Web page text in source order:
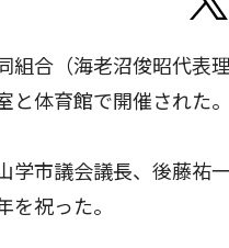
合（海老沼俊昭代表
と体育館で開催された
市議会議長、後藤祐
を祝った。